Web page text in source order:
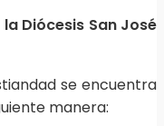
Diócesis San José
se encuentra
manera: